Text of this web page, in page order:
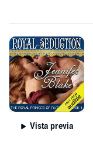
Vista previa